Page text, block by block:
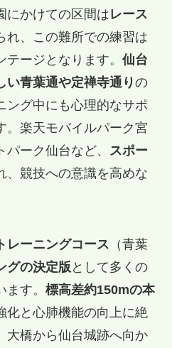
にかけての区間はレース
れ、この難所での練習は
ージとなります。 仙台
い青葉通や定禅寺通りの
ング中にも心理的なサポ
。楽天モバイルパーク宮
ーク仙台など、 スポー
、競技への意識を高めな
レーニングコース （青葉
グの決定版として多くの
す。 標高差約150mの本
化と心肺機能の向上に絶
大橋から仙台城跡へ向か